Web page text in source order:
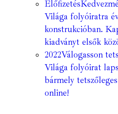
Előfizetés
Világa folyóiratra
konstrukcióban.
kiadványt elsők
2022Válogasson
Világa folyóirat
bármely
online!